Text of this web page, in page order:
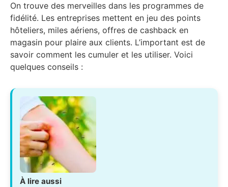
On trouve des merveilles dans les programmes de
fidélité. Les entreprises mettent en jeu des points
hôteliers, miles aériens, offres de cashback en
magasin pour plaire aux clients. L’important est de
savoir comment les cumuler et les utiliser. Voici
quelques conseils :
À lire aussi